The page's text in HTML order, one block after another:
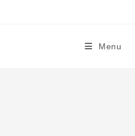
Menu